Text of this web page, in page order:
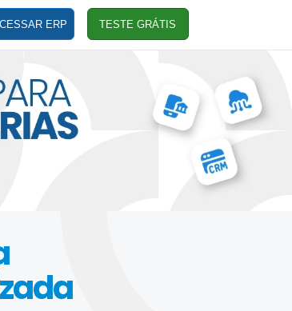
ERP TESTE GRÁTIS